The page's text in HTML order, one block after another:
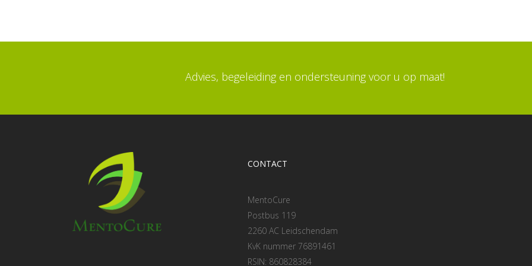
Advies, begeleiding en ondersteuning voor u op maat!
CONTACT
MentoCure
Postbus 119
2260 AC Leidschendam
KvK nummer 76891461
RSIN: 860828384